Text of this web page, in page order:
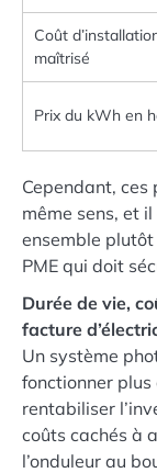
Coût
maîtrisé
Prix du kWh en
Cependant,
même sens, et
ensemble
PME qui doit
Durée de vie,
facture
Un système
fonctionner
rentabiliser
coûts cachés à
l’onduleur au